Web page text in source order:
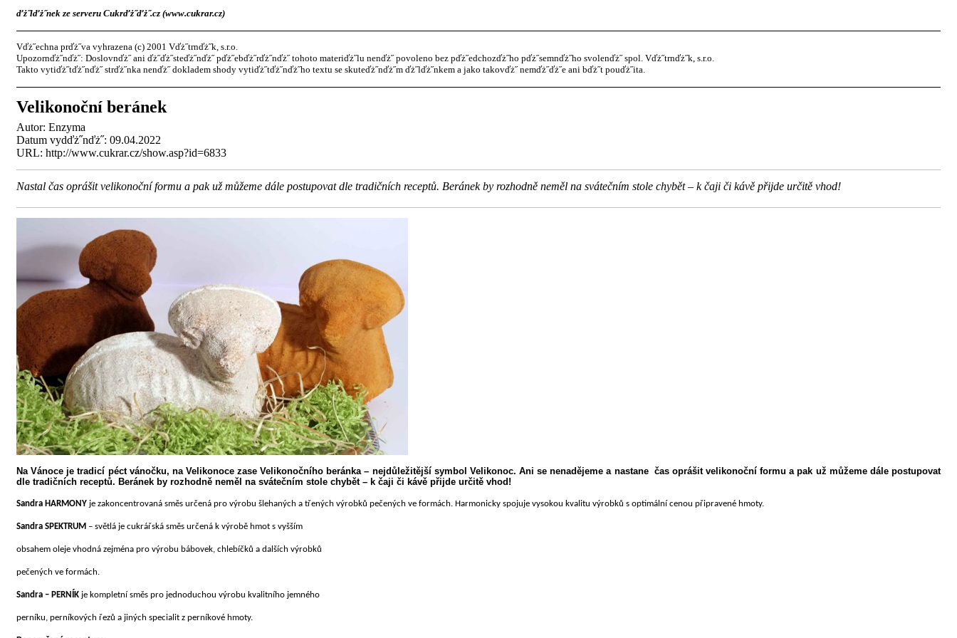
ďż˝lďż˝nek ze serveru Cukrďż˝ďż˝.cz (www.cukrar.cz)
Vďż˝echna prďż˝va vyhrazena (c) 2001 Vďż˝trnďż˝k, s.r.o.
Upozornďż˝nďż˝: Doslovnďż˝ ani ďż˝ďż˝steďż˝nďż˝ pďż˝ebďż˝rďż˝nďż˝ tohoto materiďż˝lu nenďż˝ povoleno bez pďż˝edchozďż˝ho pďż˝semnďż˝ho svolenďż˝ spol. Vďż˝trnďż˝k, s.r.o.
Takto vytiďż˝tďż˝nďż˝ strďż˝nka nenďż˝ dokladem shody vytiďż˝tďż˝nďż˝ho textu se skuteďż˝nďż˝m ďż˝lďż˝nkem a jako takovďż˝ nemďż˝ďż˝e ani bďż˝t pouďż˝ita.
Velikonoční beránek
Autor: Enzyma
Datum vydďż˝nďż˝: 09.04.2022
URL: http://www.cukrar.cz/show.asp?id=6833
Nastal čas oprášit velikonoční formu a pak už můžeme dále postupovat dle tradičních receptů. Beránek by rozhodně neměl na svátečním stole chybět – k čaji či kávě přijde určitě vhod!
Na Vánoce je tradicí péct vánočku, na Velikonoce zase Velikonočního beránka – nejdůležitější symbol Velikonoc. Ani se nenadějeme a nastane čas oprášit velikonoční formu a pak už můžeme dále postupovat
dle tradičních receptů. Beránek by rozhodně neměl na svátečním stole chybět – k čaji či kávě přijde určitě vhod!
Sandra HARMONY je zakoncentrovaná směs určená pro výrobu šlehaných a třených výrobků pečených ve formách. Harmonicky spojuje vysokou kvalitu výrobků s optimálnícenou připravené hmoty.
Sandra SPEKTRUM – světlá je cukrářská směs určená k výrobě hmot s vyšším
obsahem oleje vhodná zejména pro výrobu bábovek, chlebíčků a dalších výrobků
pečených ve formách.
Sandra – PERNÍK je kompletní směs pro jednoduchou výrobu kvalitního jemného
perníku, perníkových řezů a jiných specialit z perníkové hmoty.